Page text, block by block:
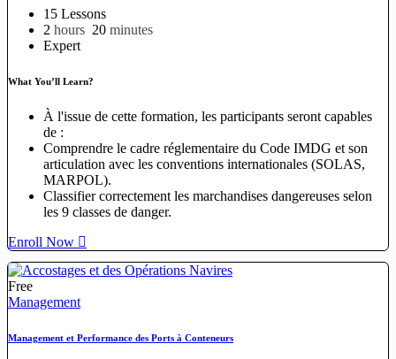
15 Lessons
2 hours 20 minutes
Expert
What You’ll Learn?
À l'issue de cette formation, les participants seront capables
de :
Comprendre le cadre réglementaire du Code IMDG et son
articulation avec les conventions internationales (SOLAS,
MARPOL).
Classifier correctement les marchandises dangereuses selon
les 9 classes de danger.
Enroll Now
Free
Management
Management et Performance des Ports à Conteneurs